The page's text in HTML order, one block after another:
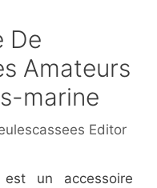
De
Amateurs
marine
Editor
un accessoire